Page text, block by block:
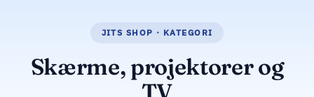
Skærme, projektorer og